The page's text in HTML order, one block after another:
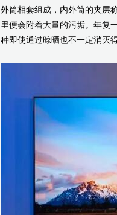
外筒相套组成，内外筒的夹层
里便会附着大量的污垢。年复
种即使通过晾晒也不一定消灭